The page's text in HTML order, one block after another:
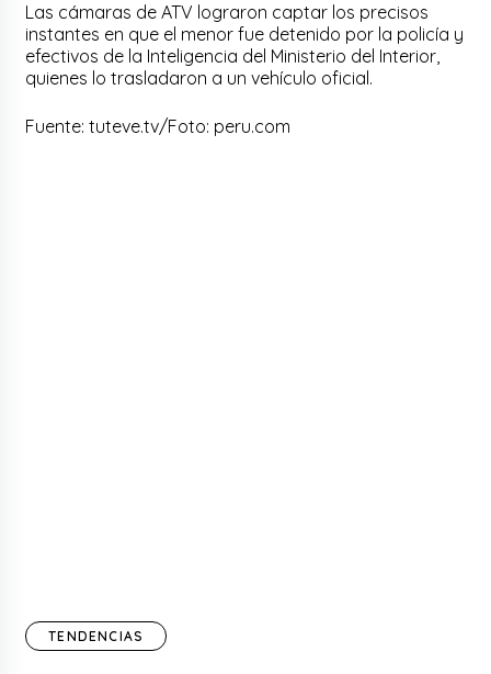
Las cámaras de ATV lograron captar los precisos
instantes en que el menor fue detenido por la policía y
efectivos de la Inteligencia del Ministerio del Interior,
quienes lo trasladaron a un vehículo oficial.
Fuente: tuteve.tv/Foto: peru.com
TENDENCIAS